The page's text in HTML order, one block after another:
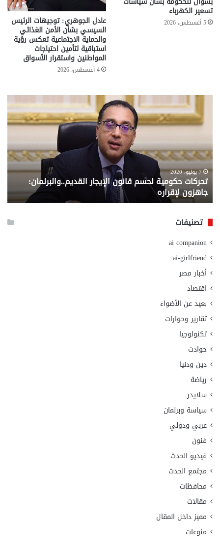
تسعير الكهرباء
5 أغسطس، 2026 عادل الجوهري: توجيهات الرئيس
السيسي بشأن الأمن الغذائي
والحماية الاجتماعية تعكس رؤية
استباقية لتأمين احتياجات
المواطنين واستقرار الأسواق
4 أغسطس، 2026
تحركات
حكومية
لحسم
قانون
القديم..والبرلمان:
جاهزون
لإقراره
7 يوليو، 2020
تحركات حكومية لحسم قانون الإيجار القديم..والبرلمان:
جاهزون لإقراره
..
من
تصنيفات
ai companion
ai-girlfriend
أخبار مصر
اقتصاد
بعيد عن الأضواء
تقارير وحوارات
تكنولوجيا
حوادث
دين ودنيا
رياضة
سلايدر
سياسة وبرلمان
عربي ودولي
فنون
فيديو الحدث
مجتمع الحدث
محافظات
مقالات
مميز داخل المقال
منوعات